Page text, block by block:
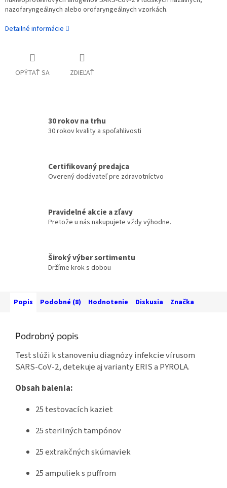
nazofaryngeálnych alebo orofaryngeálnych vzorkách.
Detailné informácie
OPÝTAŤ SA ZDIEĽAŤ
30 rokov na trhu
30 rokov kvality a spoľahlivosti
Certifikovaný predajca
Overený dodávateľ pre zdravotníctvo
Pravidelné akcie a zľavy
Pretože u nás nakupujete vždy výhodne.
Široký výber sortimentu
Držíme krok s dobou
Popis Podobné (8) Hodnotenie Diskusia Značka
Podrobný popis
Test slúži k stanoveniu diagnózy infekcie vírusom
SARS-CoV-2, detekuje aj varianty ERIS a PYROLA.
Obsah balenia:
25 testovacích kaziet
25 sterilných tampónov
25 extrakčných skúmaviek
25 ampuliek s puffrom